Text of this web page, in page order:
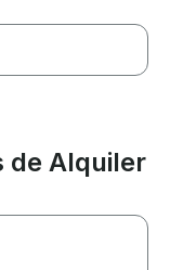
de Alquiler